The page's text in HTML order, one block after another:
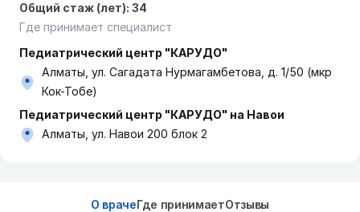
Общий стаж (лет): 34
Где принимает специалист
Педиатрический центр "КАРУДО"
Алматы, ул. Сагадата Нурмагамбетова, д. 1/50 (мкр
Кок-Тобе)
Педиатрический центр "КАРУДО" на Навои
Алматы, ул. Навои 200 блок 2
О врачеГде принимаетОтзывы